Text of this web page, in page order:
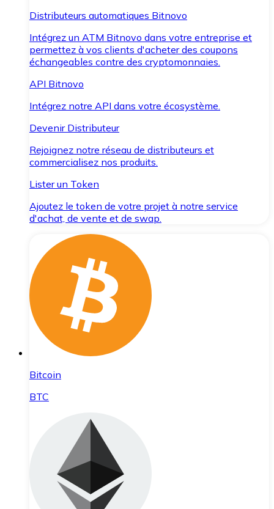
Distributeurs automatiques Bitnovo
Intégrez un ATM Bitnovo dans votre entreprise et
permettez à vos clients d'acheter des coupons
échangeables contre des cryptomonnaies.
API Bitnovo
Intégrez notre API dans votre écosystème.
Devenir Distributeur
Rejoignez notre réseau de distributeurs et
commercialisez nos produits.
Lister un Token
Ajoutez le token de votre projet à notre service
d'achat, de vente et de swap.
Bitcoin
BTC